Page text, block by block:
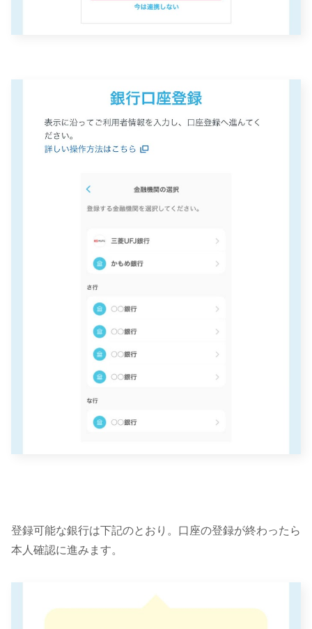
登録可能な銀行は下記のとおり。口座の登録が終わったら
本人確認に進みます。